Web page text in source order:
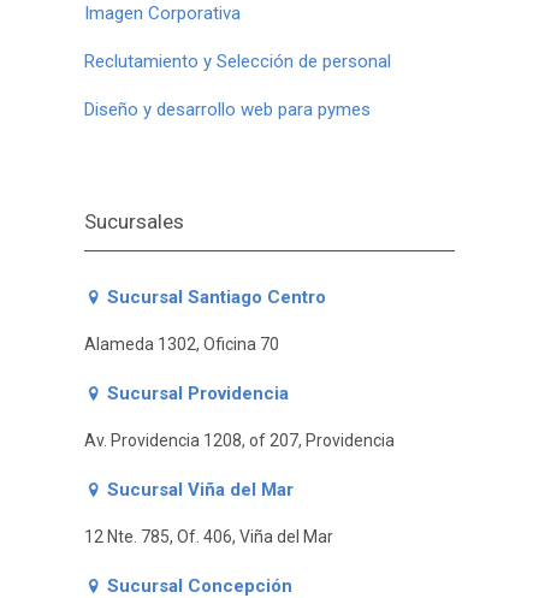
Imagen Corporativa
Reclutamiento y Selección de personal
Diseño y desarrollo web para pymes
Sucursales
Sucursal Santiago Centro
Alameda 1302, Oficina 70
Sucursal Providencia
Av. Providencia 1208, of 207, Providencia
Sucursal Viña del Mar
12 Nte. 785, Of. 406, Viña del Mar
Sucursal Concepción